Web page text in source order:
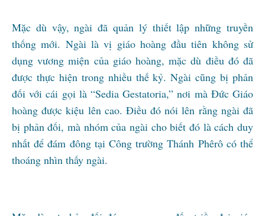
Mặc dù vậy, ngài đã quản lý thiết lập những truyền
thống mới. Ngài là vị giáo hoàng đầu tiên không sử
dụng vương miện của giáo hoàng, mặc dù điều đó đã
được thực hiện trong nhiều thế kỷ. Ngài cũng bị phản
đối với cái gọi là “Sedia Gestatoria,” nơi mà Đức Giáo
hoàng được kiệu lên cao. Điều đó nói lên rằng ngài đã
bị phản đối, mà nhóm của ngài cho biết đó là cách duy
nhất để đám đông tại Công trường Thánh Phêrô có thể
thoáng nhìn thấy ngài.